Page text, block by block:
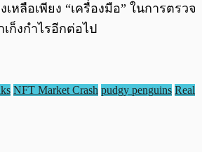
หลือเพียง “เครื่องมือ” ในการตรวจ
ก็งกำไรอีกต่อไป
NFT Market Crash pudgy penguins Real